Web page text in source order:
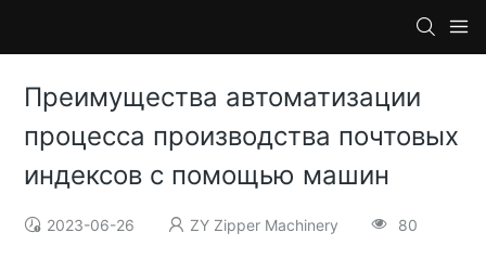
Преимущества автоматизации
процесса производства почтовых
индексов с помощью машин
2023-06-26 ZY Zipper Machinery 80